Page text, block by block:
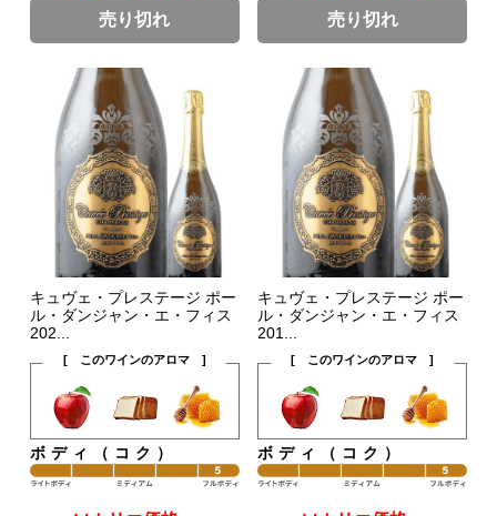
売り切れ 売り切れ
キュヴェ・プレステージ ポー
ル・ダンジャン・エ・フィス
202...
[ このワインのアロマ ]
ボディ（コク）
キュヴェ・プレステージ ポー
ル・ダンジャン・エ・フィス
201...
[ このワインのアロマ ]
ボディ（コク）